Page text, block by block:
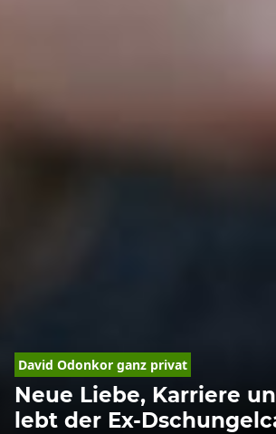
David Odonkor ganz privat
Neue Liebe, Karriere
lebt der Ex-